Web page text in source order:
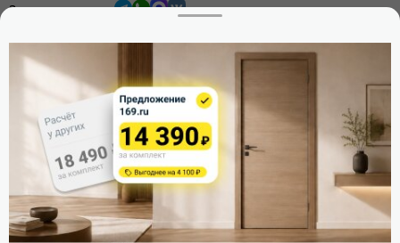
Заказать звонок
Расскажите о нас
Поделиться
Оцените магазин
ИКС 1340
© 2010—2026 Склад Дверей 169.RU